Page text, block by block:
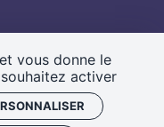
vous donne le
activer
affaires culturelles du
européenne